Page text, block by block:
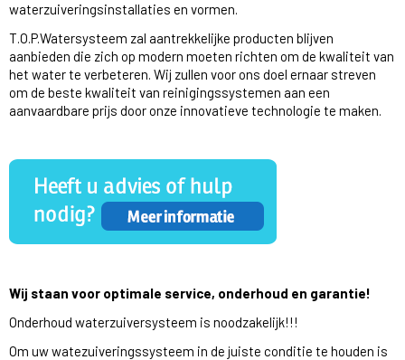
waterzuiveringsinstallaties en vormen.
T.O.P.Watersysteem zal aantrekkelijke producten blijven
aanbieden die zich op modern moeten richten om de kwaliteit van
het water te verbeteren. Wij zullen voor ons doel ernaar streven
om de beste kwaliteit van reinigingssystemen aan een
aanvaardbare prijs door onze innovatieve technologie te maken.
Wij staan voor optimale service, onderhoud en garantie!
Onderhoud waterzuiversysteem is noodzakelijk!!!
Om uw watezuiveringssysteem in de juiste conditie te houden is